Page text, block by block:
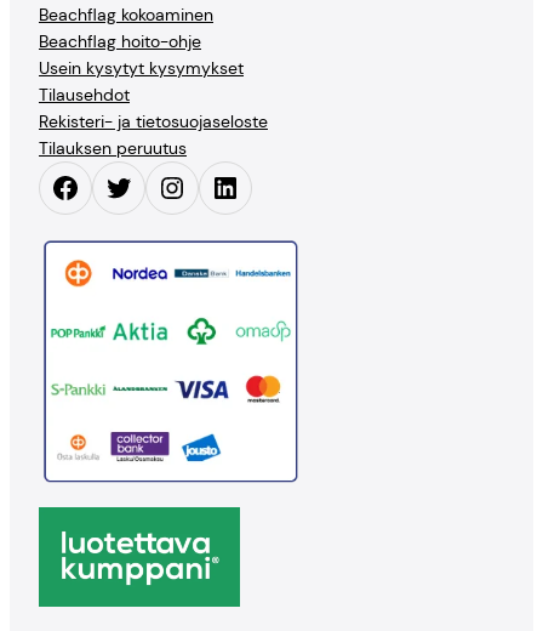
Beachflag kokoaminen
Beachflag hoito-ohje
Usein kysytyt kysymykset
Tilausehdot
Rekisteri- ja tietosuojaseloste
Tilauksen peruutus
Facebook Twitter Instagram LinkedIn